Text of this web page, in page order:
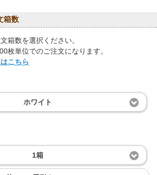
箱数
箱数を選択ください。
枚単位でのご注文になります。
こちら
ホワイト
1箱